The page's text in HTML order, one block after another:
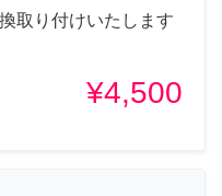
取り付けいたします
¥4,500